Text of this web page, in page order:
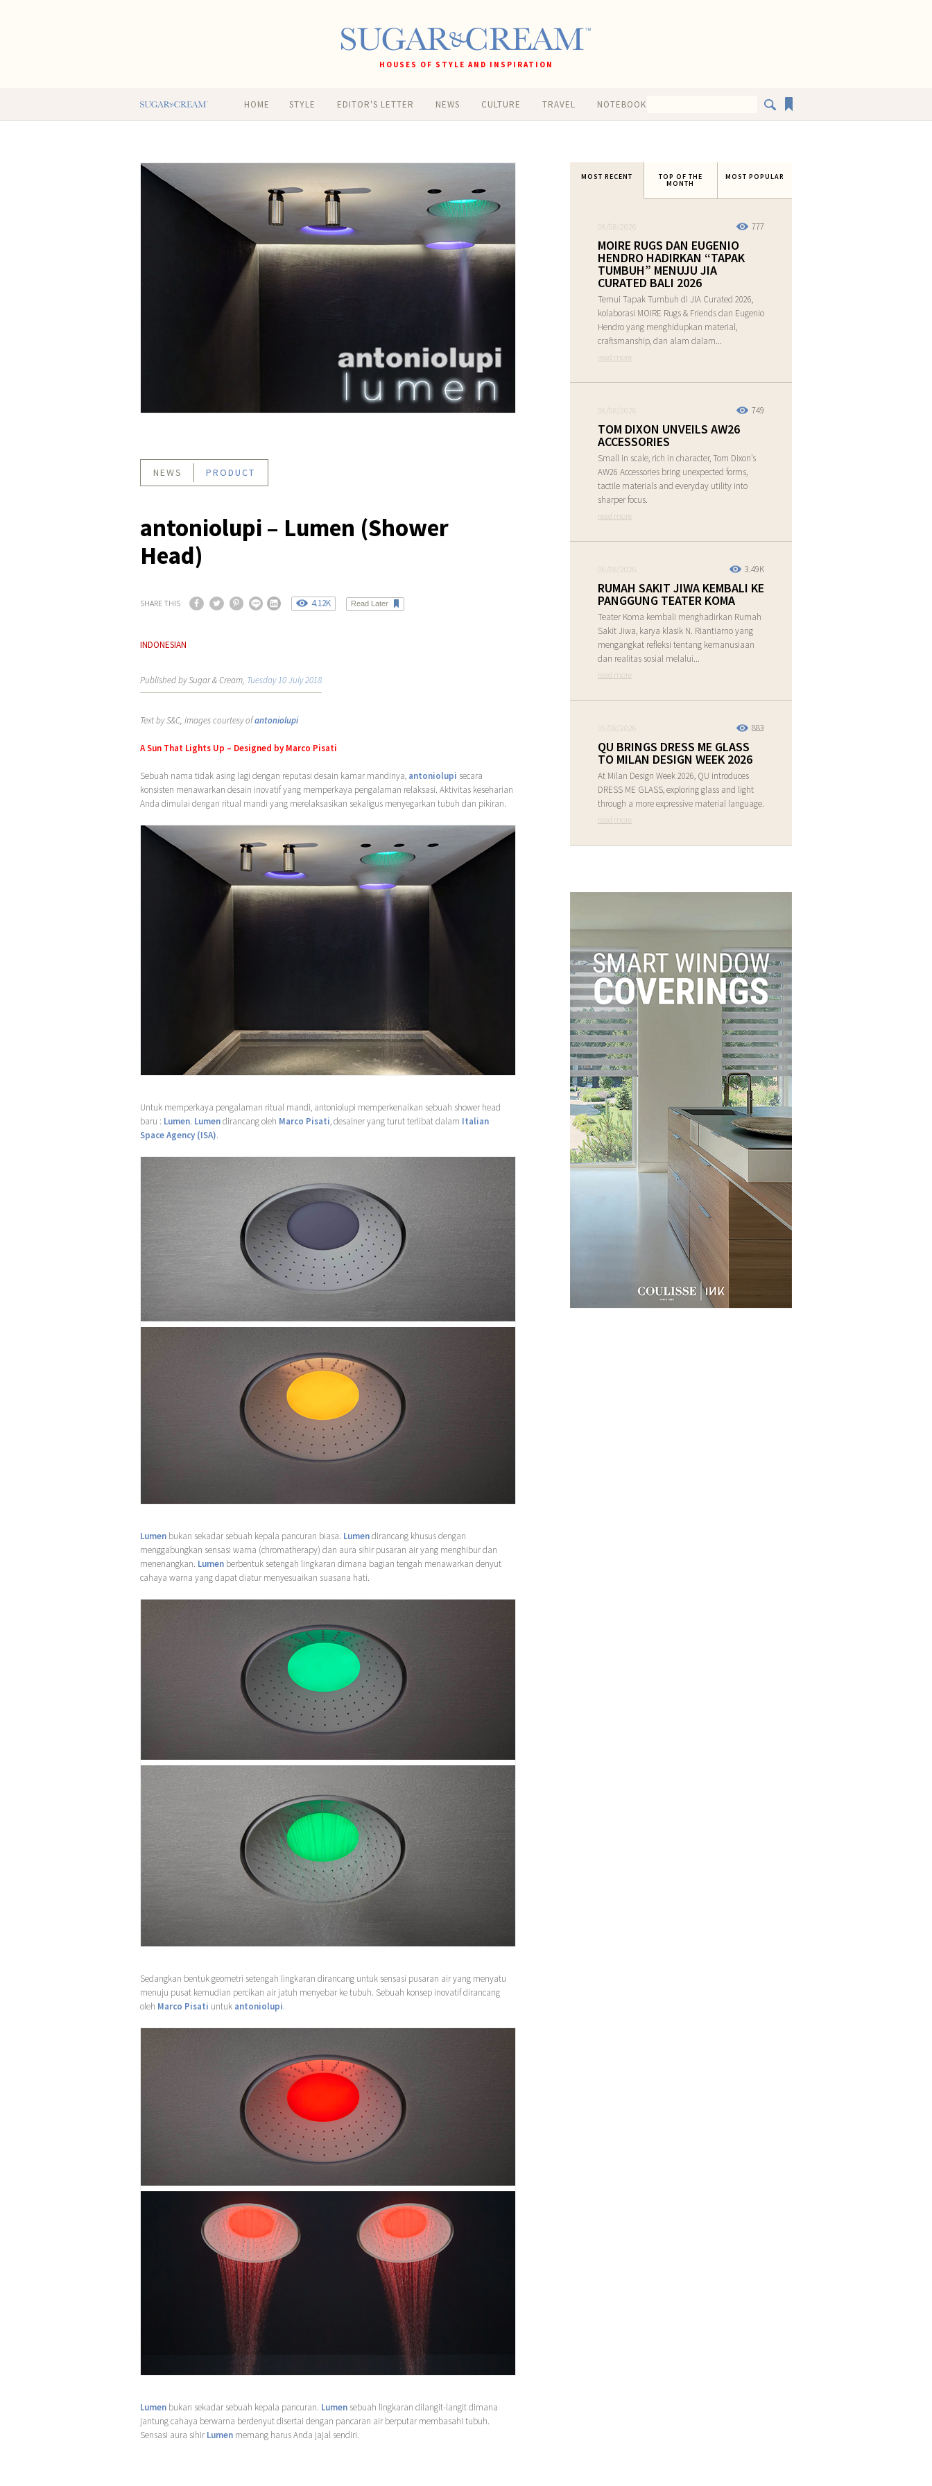
HOUSES OF STYLE AND INSPIRATION
HOME STYLE EDITOR'S LETTER NEWS CULTURE TRAVEL NOTEBOOK
NEWS PRODUCT
antoniolupi – Lumen (Shower
Head)
SHARE THIS 4.12K Read Later
INDONESIAN
Published by Sugar & Cream, Tuesday 10 July 2018
Text by S&C, images courtesy ofantoniolupi
A Sun That Lights Up – Designed by Marco Pisati
Sebuah nama tidak asing lagi dengan reputasi desain kamar mandinya, antoniolupi secara
konsisten menawarkan desain inovatif yang memperkaya pengalaman relaksasi. Aktivitas keseharian
Anda dimulai dengan ritual mandi yang merelaksasikan sekaligus menyegarkan tubuh dan pikiran.
Untuk memperkaya pengalaman ritual mandi, antoniolupi memperkenalkan sebuah shower head
baru : Lumen. Lumendirancang oleh Marco Pisati, desainer yang turut terlibat dalam Italian
Space Agency (ISA).
Lumen bukan sekadar sebuah kepala pancuran biasa. Lumendirancang khusus dengan
menggabungkan sensasi warna (chromatherapy) dan aura sihir pusaran air yang menghibur dan
menenangkan. Lumen berbentuk setengah lingkaran dimana bagian tengah menawarkan denyut
cahaya warna yang dapat diatur menyesuaikan suasana hati.
Sedangkan bentuk geometri setengah lingkaran dirancang untuk sensasi pusaran air yang menyatu
menuju pusat kemudian percikan air jatuh menyebar ke tubuh. Sebuah konsep inovatif dirancang
oleh Marco Pisati untuk antoniolupi.
Lumen bukan sekadar sebuah kepala pancuran. Lumen sebuah lingkaran dilangit-langit dimana
jantung cahaya berwarna berdenyut disertai dengan pancaran air berputar membasahi tubuh.
Sensasi aura sihir Lumen memang harus Anda jajal sendiri.
MOST RECENT TOP OF THE
MONTH
MOST POPULAR
777
06/08/2026
MOIRE RUGS DAN EUGENIO
HENDRO HADIRKAN “TAPAK
TUMBUH” MENUJU JIA
CURATED BALI 2026
Temui Tapak Tumbuh di JIA Curated 2026,
kolaborasi MOIRE Rugs & Friends dan Eugenio
Hendro yang menghidupkan material,
craftsmanship, dan alam dalam...
read more
749
06/08/2026
TOM DIXON UNVEILS AW26
ACCESSORIES
Small in scale, rich in character, Tom Dixon’s
AW26 Accessories bring unexpected forms,
tactile materials and everyday utility into
sharper focus.
read more
3.49K
06/08/2026
RUMAH SAKIT JIWA KEMBALI KE
PANGGUNG TEATER KOMA
Teater Koma kembali menghadirkan Rumah
Sakit Jiwa, karya klasik N. Riantiarno yang
mengangkat refleksi tentang kemanusiaan
dan realitas sosial melalui...
read more
883
05/08/2026
QU BRINGS DRESS ME GLASS
TO MILAN DESIGN WEEK 2026
At Milan Design Week 2026, QU introduces
DRESS ME GLASS, exploring glass and light
through a more expressive material language.
read more